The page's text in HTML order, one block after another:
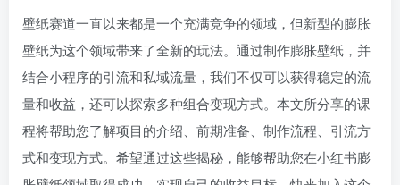
壁纸赛道一直以来都是一个充满竞争的领域，但新型的膨胀
壁纸为这个领域带来了全新的玩法。通过制作膨胀壁纸，并
结合小程序的引流和私域流量，我们不仅可以获得稳定的流
量和收益，还可以探索多种组合变现方式。本文所分享的课
程将帮助您了解项目的介绍、前期准备、制作流程、引流方
式和变现方式。希望通过这些揭秘，能够帮助您在小红书膨